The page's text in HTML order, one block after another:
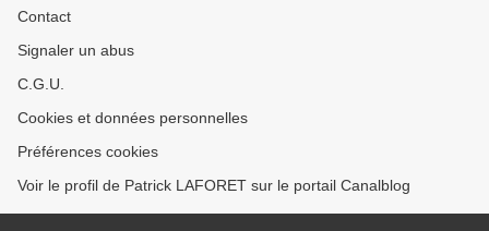
Contact
Signaler un abus
C.G.U.
Cookies et données personnelles
Préférences cookies
Voir le profil de Patrick LAFORET sur le portail Canalblog